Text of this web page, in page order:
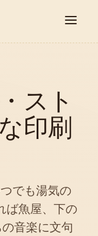
スト
印刷
でも湯気の
ば魚屋、下の
音楽に文句